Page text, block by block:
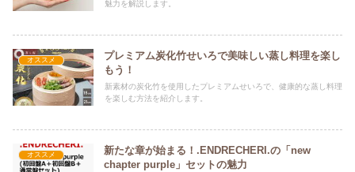
魅力を解説します。
オススメ
プレミアム炭化竹せいろで美味しい蒸し料理を楽し
もう！
新素材の炭化竹を使用したプレミアムせいろで、健康的な蒸し料理
を楽しむ方法を紹介します。
オススメ
新たな章が始まる！.ENDRECHERI.の「new
chapter purple」セットの魅力